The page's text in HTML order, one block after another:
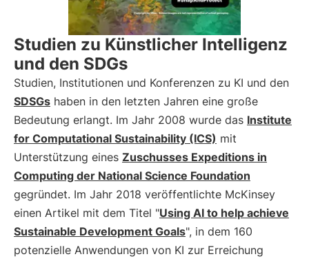
Studien zu Künstlicher Intelligenz
und den SDGs
Studien, Institutionen und Konferenzen zu KI und den
SDSGs haben in den letzten Jahren eine große
Bedeutung erlangt. Im Jahr 2008 wurde das Institute
for Computational Sustainability (ICS) mit
Unterstützung eines Zuschusses Expeditions in
Computing der National Science Foundation
gegründet. Im Jahr 2018 veröffentlichte McKinsey
einen Artikel mit dem Titel "Using AI to help achieve
Sustainable Development Goals", in dem 160
potenzielle Anwendungen von KI zur Erreichung